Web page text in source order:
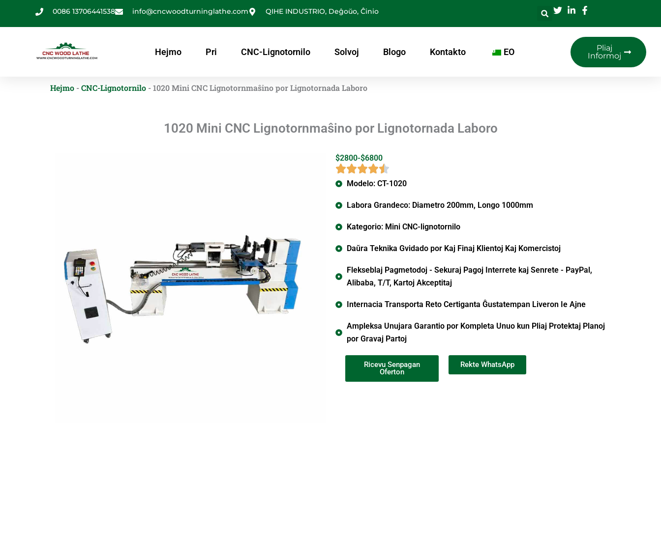
0086 13706441538 info@cncwoodturninglathe.com QIHE INDUSTRIO, Deĝoŭo, Ĉinio
Hejmo Pri CNC-Lignotornilo Solvoj Blogo Kontakto EO
Pliaj
Informoj
Hejmo -CNC-Lignotornilo -1020 Mini CNC Lignotornmaŝino por Lignotornada Laboro
1020 Mini CNC Lignotornmaŝino por Lignotornada Laboro
$2800-$6800
Modelo: CT-1020
Labora Grandeco: Diametro 200mm, Longo 1000mm
Kategorio: Mini CNC-lignotornilo
Daŭra Teknika Gvidado por Kaj Finaj Klientoj Kaj Komercistoj
Flekseblaj Pagmetodoj - Sekuraj Pagoj Interrete kaj Senrete - PayPal,
Alibaba, T/T, Kartoj Akceptitaj
Internacia Transporta Reto Certiganta Ĝustatempan Liveron Ie Ajne
Ampleksa Unujara Garantio por Kompleta Unuo kun Pliaj Protektaj Planoj
por Gravaj Partoj
Ricevu Senpagan
Oferton
Rekte WhatsApp